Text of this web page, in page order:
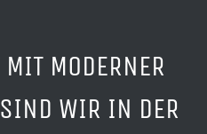
MIT MODERNER
WIR IN DER